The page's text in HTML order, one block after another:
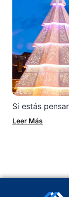
Si estás
Leer Más